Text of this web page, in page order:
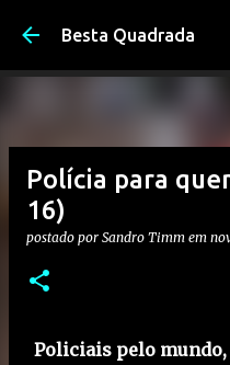
Pular para o
Besta Quadrada
Polícia para
16)
postado por Sandro Timm em
Policiais pelo mundo,